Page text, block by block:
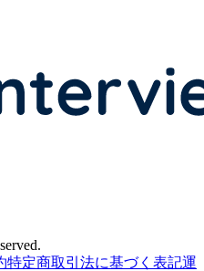
特定商取引法に基づく表記運